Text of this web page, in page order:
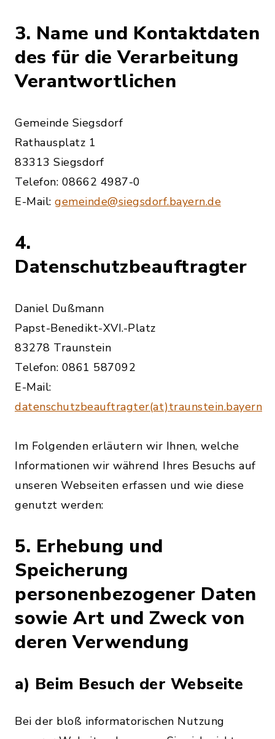
3. Name und Kontaktdaten
des für die Verarbeitung
Verantwortlichen
Gemeinde Siegsdorf
Rathausplatz 1
83313 Siegsdorf
Telefon: 08662 4987-0
E-Mail: gemeinde@siegsdorf.bayern.de
4.
Datenschutzbeauftragter
Daniel Dußmann
Papst-Benedikt-XVI.-Platz
83278 Traunstein
Telefon: 0861 587092
E-Mail:
datenschutzbeauftragter(at)traunstein.bayern
Im Folgenden erläutern wir Ihnen, welche
Informationen wir während Ihres Besuchs auf
unseren Webseiten erfassen und wie diese
genutzt werden:
5. Erhebung und
Speicherung
personenbezogener Daten
sowie Art und Zweck von
deren Verwendung
a) Beim Besuch der Webseite
Bei der bloß informatorischen Nutzung